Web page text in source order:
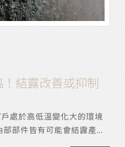
結露改善或抑制
處於高低溫變化大的環境
部件皆有可能會結露產生